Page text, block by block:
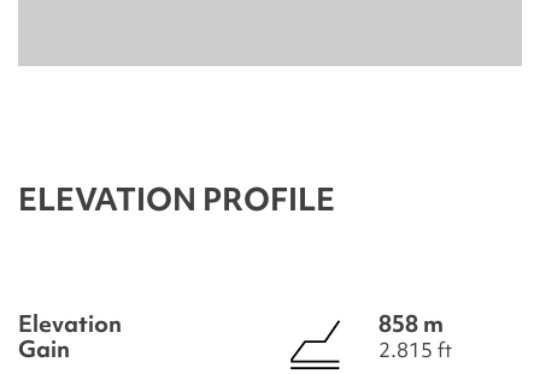
ELEVATION PROFILE
Elevation
Gain
858 m
2.815 ft